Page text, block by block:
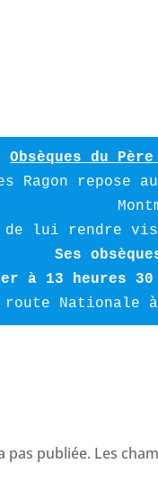
Obsèques du
Ragon repose
Ses
à 13 heures
route Nationale
pas publiée. Les